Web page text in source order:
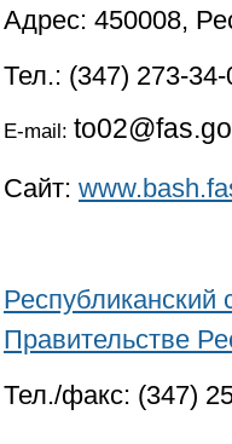
Адрес: 450008,
Тел.: (347) 273-
E-mail:
Сайт:
Республиканский
Правительстве
Тел./факс: (347)